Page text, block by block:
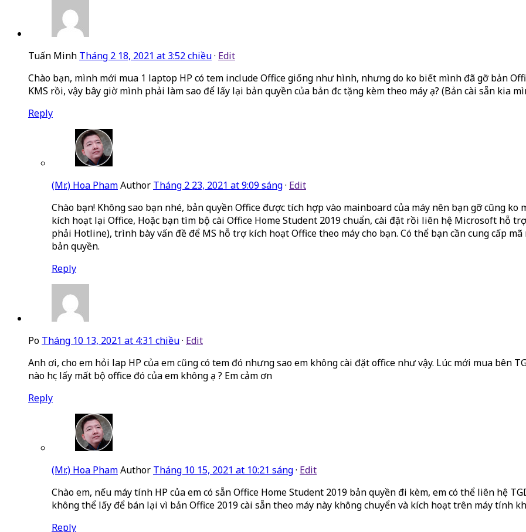
Tuấn Minh Tháng 2 18, 2021 at 3:52 chiều· Edit
Chào bạn, mình mới mua 1 laptop HP có tem include Office giống như hình, nhưng do ko biết mình đã gỡ bản
KMS rồi, vậy bây giờ mình phải làm sao để lấy lại bản quyền của bản đc tặng kèm theo máy ạ? (Bản cài sẵn kia
Reply
(Mr.) Hoa PhamAuthor Tháng 2 23, 2021 at 9:09 sáng· Edit
Chào bạn! Không sao bạn nhé, bản quyền Office được tích hợp vào mainboard của máy nên bạn gỡ cũng ko
kích hoạt lại Office, Hoặc bạn tìm bộ cài Office Home Student 2019 chuẩn, cài đặt rồi liên hệ Microsoft hỗ
phải Hotline), trình bày vấn đề để MS hỗ trợ kích hoạt Office theo máy cho bạn. Có thể bạn cần cung cấp
bản quyền.
Reply
Po Tháng 10 13, 2021 at 4:31 chiều· Edit
Anh ơi, cho em hỏi lap HP của em cũng có tem đó nhưng sao em không cài đặt office như vậy. Lúc mới mua bên
nào học lấy mất bộ office đó của em không ạ ? Em cảm ơn
Reply
(Mr.) Hoa PhamAuthor Tháng 10 15, 2021 at 10:21 sáng· Edit
Chào em, nếu máy tính HP của em có sẵn Office Home Student 2019 bản quyền đi kèm, em có thể liên hệ
không thể lấy để bán lại vì bản Office 2019 cài sẵn theo máy này không chuyển và kích hoạt trên máy tính
Reply